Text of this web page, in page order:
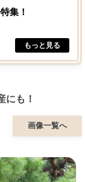
集！
にも！
画像一覧へ